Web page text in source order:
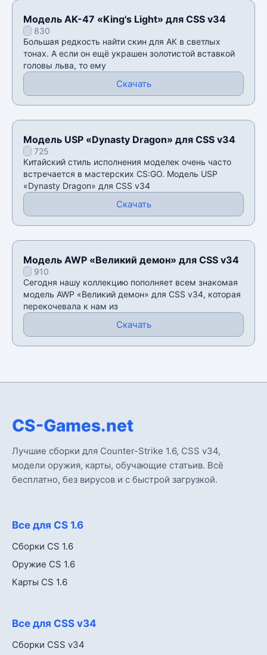
Модель AK-47 «King's Light» для CSS v34
830
Большая редкость найти скин для АК в светлых
тонах. А если он ещё украшен золотистой вставкой
головы льва, то ему
Скачать
Модель USP «Dynasty Dragon» для CSS v34
725
Китайский стиль исполнения моделек очень часто
встречается в мастерских CS:GO. Модель USP
«Dynasty Dragon» для CSS v34
Скачать
Модель AWP «Великий демон» для CSS v34
910
Сегодня нашу коллекцию пополняет всем знакомая
модель AWP «Великий демон» для CSS v34, которая
перекочевала к нам из
Скачать
CS-Games.net
Лучшие сборки для Counter-Strike 1.6, CSS v34,
модели оружия, карты, обучающие статьив. Всё
бесплатно, без вирусов и с быстрой загрузкой.
Все для CS 1.6
Сборки CS 1.6
Оружие CS 1.6
Карты CS 1.6
Все для CSS v34
Сборки CSS v34